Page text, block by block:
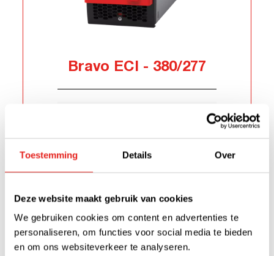
Toestemming Details Over
Deze website maakt gebruik van cookies
We gebruiken cookies om content en advertenties te
personaliseren, om functies voor social media te bieden
en om ons websiteverkeer te analyseren.
Bravo ECI - 380/277
AC Uit
277 Vac
Voeding
3 kVA
Tot
450 kVA